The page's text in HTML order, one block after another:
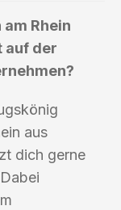
Rhein
auf der
aus
dich gerne